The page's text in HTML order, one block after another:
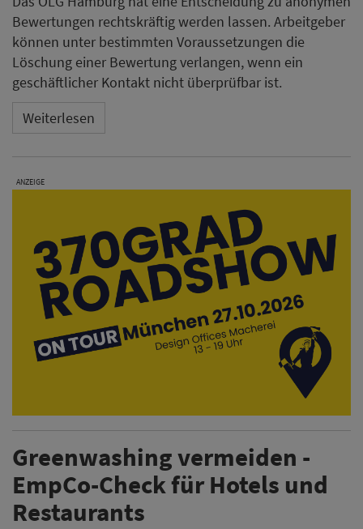
Bewertungen rechtskräftig werden lassen. Arbeitgeber
können unter bestimmten Voraussetzungen die
Löschung einer Bewertung verlangen, wenn ein
geschäftlicher Kontakt nicht überprüfbar ist.
Weiterlesen
ANZEIGE
Greenwashing vermeiden -
EmpCo-Check für Hotels und
Restaurants